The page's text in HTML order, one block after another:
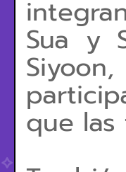
Sua y
que